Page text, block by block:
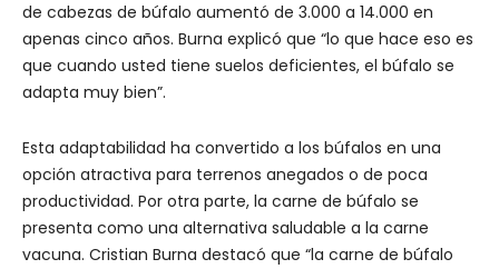
de cabezas de búfalo aumentó de 3.000 a 14.000 en
apenas cinco años. Burna explicó que “lo que hace eso es
que cuando usted tiene suelos deficientes, el búfalo se
adapta muy bien”.
Esta adaptabilidad ha convertido a los búfalos en una
opción atractiva para terrenos anegados o de poca
productividad. Por otra parte, la carne de búfalo se
presenta como una alternativa saludable a la carne
vacuna. Cristian Burna destacó que “la carne de búfalo